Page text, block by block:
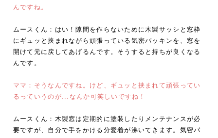
んですね。
ムースくん：はい！隙間を作らないために木製サッシと窓枠
にギュッと挟まれながら頑張っている気密パッキンを、窓を
開けて元に戻してあげるんです。そうすると持ちが良くなる
んです。
ママ：そうなんですね。けど、ギュッと挟まれて頑張ってい
るっていうのが...なんか可笑しいですね！
ムースくん：木製窓は定期的に塗装したりメンテナンスが必
要ですが、自分で手をかける分愛着が沸いてきます。気密パ